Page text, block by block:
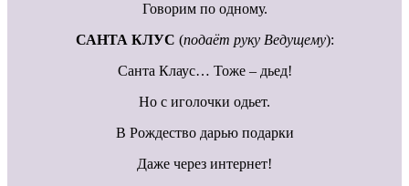
Говорим по одному.
САНТА КЛУС (подаёт руку Ведущему):
Санта Клаус… Тоже – дьед!
Но с иголочки одьет.
В Рождество дарью подарки
Даже через интернет!